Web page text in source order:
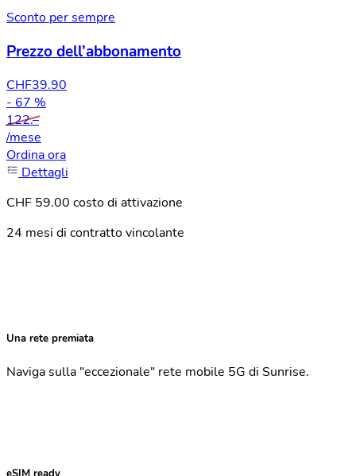
Sconto per sempre
Prezzo dell’abbonamento
CHF39.90
- 67 %
122.–
/mese
Ordina ora
Dettagli
CHF 59.00 costo di attivazione
24 mesi di contratto vincolante
Una rete premiata
Naviga sulla "eccezionale" rete mobile 5G di Sunrise.